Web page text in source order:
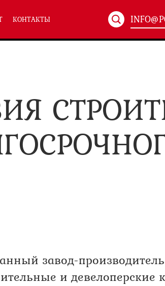
eiw-60
Однопольные
Полуторные
КОНТАКТЫ
завод-
и девелоперские